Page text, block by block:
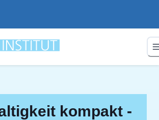
kompakt -